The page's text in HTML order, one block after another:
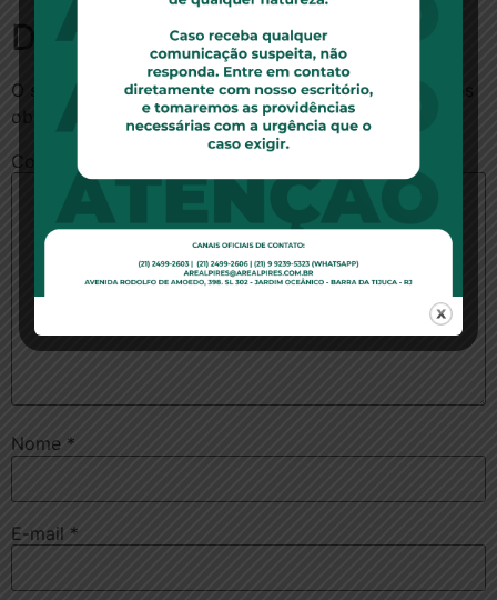
Deixe um comentário
O seu endereço de e-mail não será publicado.
obrigatórios são marcados com*
Comentário
Nome *
E-mail *